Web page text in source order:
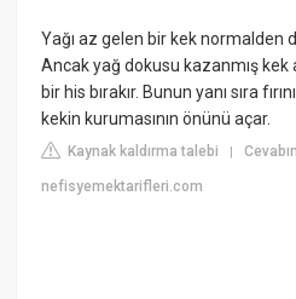
Yağı az gelen bir kek normalden
Ancak yağ dokusu kazanmış kek
bir his bırakır. Bunun yanı sıra
kekin kurumasının önünü açar.
Kaynak kaldırma talebi |
nefisyemektarifleri.com